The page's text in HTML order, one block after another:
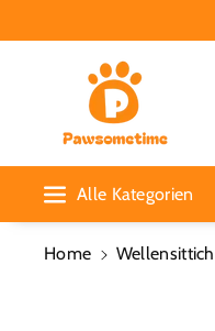
Inhalt
Alle Kategorien
Home